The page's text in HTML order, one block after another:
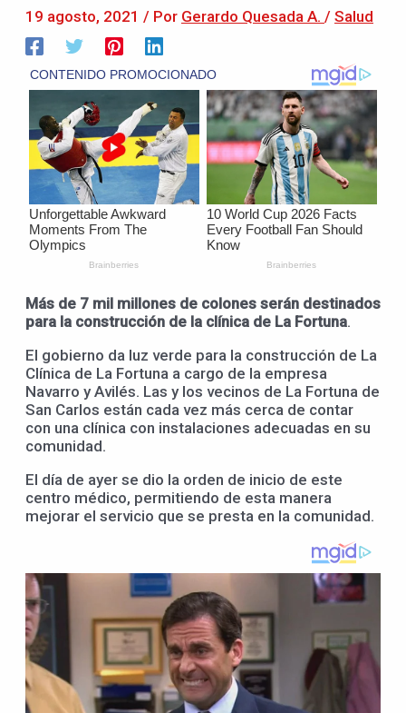
19 agosto, 2021 / Por Gerardo Quesada A. / Salud
Más de 7 mil millones de colones serán destinados
para la construcción de la clínica de La Fortuna.
El gobierno da luz verde para la construcción de La
Clínica de La Fortuna a cargo de la empresa
Navarro y Avilés. Las y los vecinos de La Fortuna de
San Carlos están cada vez más cerca de contar
con una clínica con instalaciones adecuadas en su
comunidad.
El día de ayer se dio la orden de inicio de este
centro médico, permitiendo de esta manera
mejorar el servicio que se presta en la comunidad.